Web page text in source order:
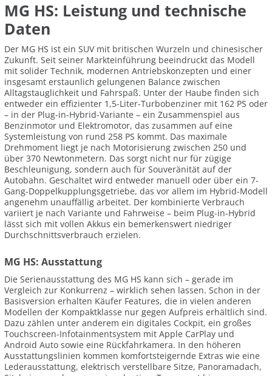
MG HS: Leistung und technische
Daten
Der MG HS ist ein SUV mit britischen Wurzeln und chinesischer
Zukunft. Seit seiner Markteinführung beeindruckt das Modell
mit solider Technik, modernen Antriebskonzepten und einer
insgesamt erstaunlich gelungenen Balance zwischen
Alltagstauglichkeit und Fahrspaß. Unter der Haube finden sich
entweder ein effizienter 1,5-Liter-Turbobenziner mit 162 PS oder
– in der Plug-in-Hybrid-Variante – ein Zusammenspiel aus
Benzinmotor und Elektromotor, das zusammen auf eine
Systemleistung von rund 258 PS kommt. Das maximale
Drehmoment liegt je nach Motorisierung zwischen 250 und
über 370 Newtonmetern. Das sorgt nicht nur für zügige
Beschleunigung, sondern auch für Souveränität auf der
Autobahn. Geschaltet wird entweder manuell oder über ein 7-
Gang-Doppelkupplungsgetriebe, das vor allem im Hybrid-Modell
angenehm unauffällig arbeitet. Der kombinierte Verbrauch
variiert je nach Variante und Fahrweise – beim Plug-in-Hybrid
lässt sich mit vollen Akkus ein bemerkenswert niedriger
Durchschnittsverbrauch erzielen.
MG HS: Ausstattung
Die Serienausstattung des MG HS kann sich – gerade im
Vergleich zur Konkurrenz – wirklich sehen lassen. Schon in der
Basisversion erhalten Käufer Features, die in vielen anderen
Modellen der Kompaktklasse nur gegen Aufpreis erhältlich sind.
Dazu zählen unter anderem ein digitales Cockpit, ein großes
Touchscreen-Infotainmentsystem mit Apple CarPlay und
Android Auto sowie eine Rückfahrkamera. In den höheren
Ausstattungslinien kommen komfortsteigernde Extras wie eine
Lederausstattung, elektrisch verstellbare Sitze, Panoramadach,